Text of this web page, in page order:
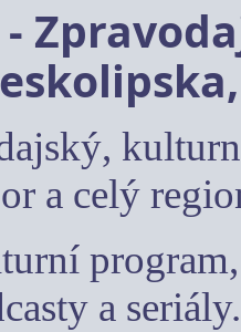
-
a celý
a seriály.